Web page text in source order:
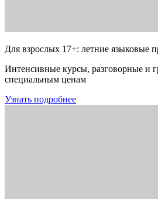
Для взрослых 17+: летние языковые
Интенсивные курсы, разговорные и
специальным ценам
Узнать подробнее